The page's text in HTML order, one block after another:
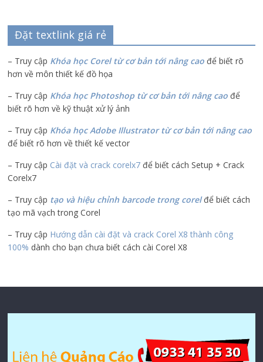
Đặt textlink giá rẻ
– Truy cập Khóa học Corel từ cơ bản tới nâng cao để biết rõ
hơn về môn thiết kế đồ họa
– Truy cập Khóa học Photoshop từ cơ bản tới nâng cao để
biết rõ hơn về kỹ thuật xử lý ảnh
– Truy cập Khóa học Adobe Illustratortừ cơ bản tới nâng cao
để biết rõ hơn về thiết kế vector
– Truy cập Cài đặt và crack corelx7 để biết cách Setup + Crack
Corelx7
– Truy cập tạo và hiệu chỉnh barcode trong corelđể biết cách
tạo mã vạch trong Corel
– Truy cập Hướng dẫn cài đặt và crack Corel X8 thành công
100% dành cho bạn chưa biết cách cài Corel X8